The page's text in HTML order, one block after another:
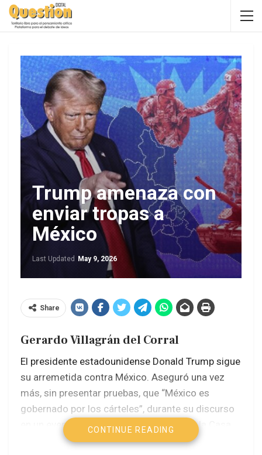
Trump amenaza con
enviar tropas a
México
Last Updated May 9, 2026
Share
Gerardo Villagrán del Corral
El presidente estadounidense Donald Trump sigue
su arremetida contra México. Aseguró una vez
más, sin presentar pruebas, que “México es
gobernado por los cárteles”, durante su discurso
en un evento por el Día de las Madres en la Casa
Blanca. “Tenemos un problema porque los
CONTINUE READING